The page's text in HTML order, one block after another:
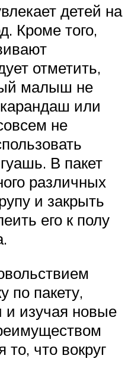
детей на
Кроме того,
отметить,
малыш не
или
не
В пакет
различных
и закрыть
его к полу
по пакету,
и изучая новые
что вокруг